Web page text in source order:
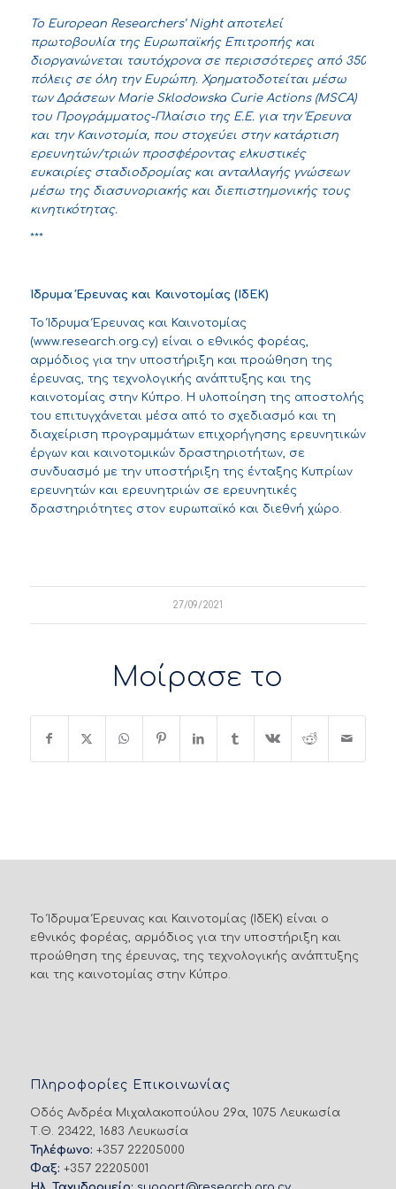
Το European Researchers’ Nightαποτελεί
πρωτοβουλία της Ευρωπαϊκής Επιτροπής και
διοργανώνεται ταυτόχρονα σε περισσότερες από 350
πόλεις σε όλη την Ευρώπη. Χρηματοδοτείται μέσω
των Δράσεων Marie Sklodowska Curie Αctions (MSCA)
του Προγράμματος-Πλαίσιο της Ε.Ε. για την Έρευνα
και την Καινοτομία, που στοχεύει στην κατάρτιση
ερευνητών/τριών προσφέροντας ελκυστικές
ευκαιρίες σταδιοδρομίας και ανταλλαγής γνώσεων
μέσω της διασυνοριακής και διεπιστημονικής τους
κινητικότητας.
***
Ίδρυμα Έρευνας και Καινοτομίας (ΙδΕΚ)
Το Ίδρυμα Έρευνας και Καινοτομίας
(www.research.org.cy) είναι ο εθνικός φορέας,
αρμόδιος για την υποστήριξη και προώθηση της
έρευνας, της τεχνολογικής ανάπτυξης και της
καινοτομίας στην Κύπρο. Η υλοποίηση της αποστολής
του επιτυγχάνεται μέσα από το σχεδιασμό και τη
διαχείριση προγραμμάτων επιχορήγησης ερευνητικών
έργων και καινοτομικών δραστηριοτήτων, σε
συνδυασμό με την υποστήριξη της ένταξης Κυπρίων
ερευνητών και ερευνητριών σε ερευνητικές
δραστηριότητες στον ευρωπαϊκό και διεθνή χώρο.
27/09/2021
Μοίρασε το
Το Ίδρυμα Έρευνας και Καινοτομίας (ΙδΕΚ) είναι ο
εθνικός φορέας, αρμόδιος για την υποστήριξη και
προώθηση της έρευνας, της τεχνολογικής ανάπτυξης
και της καινοτομίας στην Κύπρο.
Πληροφορίες Επικοινωνίας
Οδός Ανδρέα Μιχαλακοπούλου 29α, 1075 Λευκωσία
Τ.Θ. 23422, 1683 Λευκωσία
Τηλέφωνο: +357 22205000
Φαξ: +357 22205001